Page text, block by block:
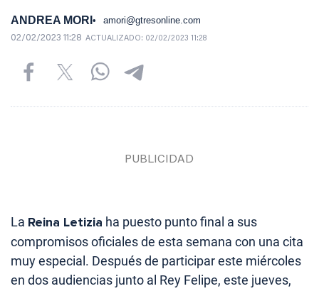
ANDREA MORI amori@gtresonline.com
02/02/2023 11:28 ACTUALIZADO: 02/02/2023 11:28
La Reina Letizia ha puesto punto final a sus
compromisos oficiales de esta semana con una cita
muy especial. Después de participar este miércoles
en dos audiencias junto al Rey Felipe, este jueves,